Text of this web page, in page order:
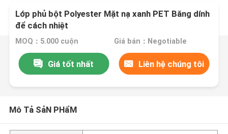
Lớp phủ bột Polyester Mặt nạ xanh PET Băng dính
để cách nhiệt
MOQ：5.000 cuộn Giá bán：Negotiable
Giá tốt nhất Liên hệ chúng tôi
Mô Tả SảN PHẩM